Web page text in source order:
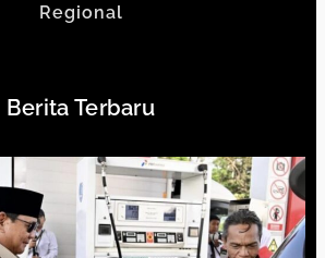
Regional
Berita Terbaru